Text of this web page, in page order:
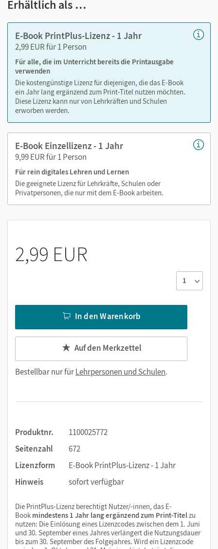
im Text suchen
zoomen
Die Medien sind wichtige Bestandteile dieses E-Books. Sie
sind seitengenau platziert, damit Sie und Ihre Schüler/-innen
jederzeit unkompliziert darauf zugreifen können. So
gestalten Sie das Lehren und Lernen zeitsparend und
abwechslungsreich. Kein Medienwechsel! Kein
zeitaufwendiges Suchen!
Medien in diesem E-Book:
Erklärvideos
Webcodes
Erhältlich als …
E-Book PrintPlus-Lizenz - 1 Jahr
2,99 EUR für 1 Person
Für alle, die im Unterricht bereits die Printausgabe
verwenden
Die kostengünstige Lizenz für diejenigen, die das E-Book
ein Jahr lang ergänzend zum Print-Titel nutzen möchten.
Diese Lizenz kann nur von Lehrkräften und Schulen
erworben werden.
E-Book Einzellizenz - 1 Jahr
9,99 EUR für 1 Person
Für rein digitales Lehren und Lernen
Die geeignete Lizenz für Lehrkräfte, Schulen oder
Privatpersonen, die nur mit dem E-Book arbeiten.
2,99 EUR
In den Warenkorb
Auf den Merkzettel
Bestellbar nur fürLehrpersonen und Schulen.
Produktnr.
1100025772
Seitenzahl
672
Lizenzform
E-Book PrintPlus-Lizenz - 1 Jahr
Hinweis
sofort verfügbar
Die PrintPlus-Lizenz berechtigt Nutzer/-innen, das E-
Book mindestens 1 Jahr lang ergänzend zum Print-Titelzu
nutzen: Die Einlösung eines Lizenzcodes zwischen dem 1. Juni
und 30. September eines Jahres verlängert die Nutzungsdauer
bis zum 30. September des Folgejahres. Wird ein Lizenzcode